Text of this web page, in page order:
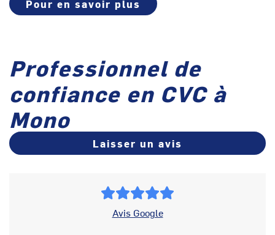
Pour en savoir plus
Professionnel de
confiance en CVC à
Mono
Laisser un avis
Avis Google